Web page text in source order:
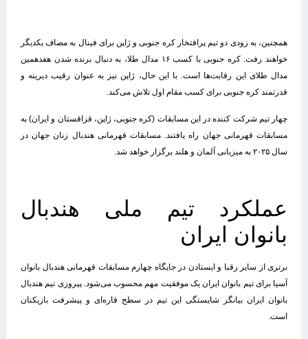
همچنین، به زودی دو تیم پرافتخار کره جنوبی و ژاپن برای فینال به مصاف یکدیگر
خواهند رفت. کره جنوبی با کسب ۱۶ مدال طلا، به دنبال برنده شدن هفدهمین
مدال طلای این رقابت‌ها است. با این حال، ژاپن نیز به عنوان رقیب دیرینه و
قدرتمند کره جنوبی برای کسب مقام اول تلاش می‌کند.
چهار تیم شرکت کننده در این مسابقات (کره جنوبی، ژاپن، قزاقستان و ایران) به
مسابقات قهرمانی جهان راه یافتند. مسابقات قهرمانی هندبال زنان جهان در
سال ۲۰۲۵ به میزبانی آلمان و هلند برگزار خواهد شد.
عملکرد تیم ملی هندبال
بانوان ایران
برتری از سایر رقبا و ایستادن در جایگاه چهارم مسابقات قهرمانی هندبال بانوان
آسیا برای تیم بانوان ایران یک موفقیت مهم محسوب می‌شود. پیروزی تیم هندبال
بانوان ایران بیانگر شایستگی این تیم در سطح قاره‌ای و پیشرفت بازیکنان
است.